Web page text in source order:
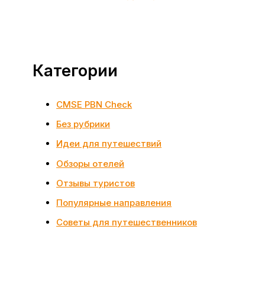
Категории
CMSE PBN Check
Без рубрики
Идеи для путешествий
Обзоры отелей
Отзывы туристов
Популярные направления
Советы для путешественников